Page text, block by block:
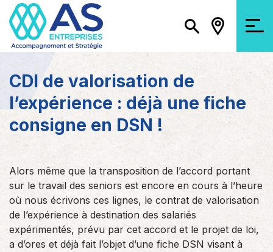
CDI de valorisation de
l’expérience : déjà une fiche
consigne en DSN !
Alors même que la transposition de l’accord portant
sur le travail des seniors est encore en cours à l’heure
où nous écrivons ces lignes, le contrat de valorisation
de l’expérience à destination des salariés
expérimentés, prévu par cet accord et le projet de loi,
a d’ores et déjà fait l’objet d’une fiche DSN visant à